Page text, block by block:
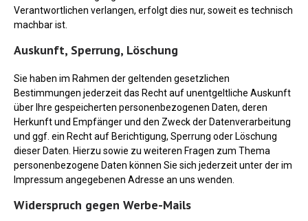
Verantwortlichen verlangen, erfolgt dies nur, soweit es technisch
machbar ist.
Auskunft, Sperrung, Löschung
Sie haben im Rahmen der geltenden gesetzlichen
Bestimmungen jederzeit das Recht auf unentgeltliche Auskunft
über Ihre gespeicherten personenbezogenen Daten, deren
Herkunft und Empfänger und den Zweck der Datenverarbeitung
und ggf. ein Recht auf Berichtigung, Sperrung oder Löschung
dieser Daten. Hierzu sowie zu weiteren Fragen zum Thema
personenbezogene Daten können Sie sich jederzeit unter der im
Impressum angegebenen Adresse an uns wenden.
Widerspruch gegen Werbe-Mails